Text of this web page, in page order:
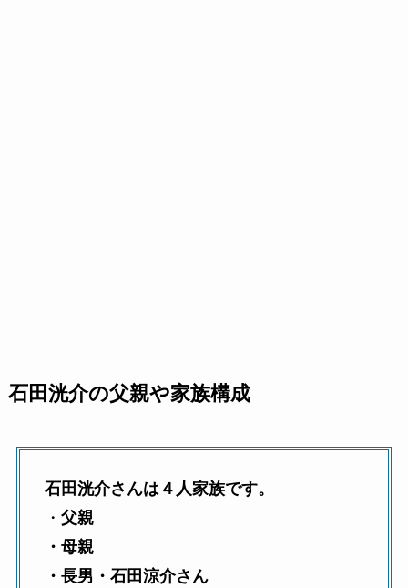
石田洸介の父親や家族構成
石田洸介さんは４人家族です。
・ 父親
・母親
・長男・石田涼介さん